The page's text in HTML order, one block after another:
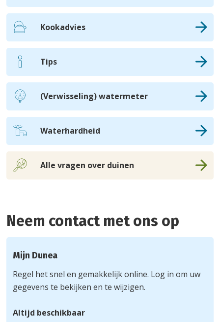
Kookadvies
Tips
(Verwisseling) watermeter
Waterhardheid
Alle vragen over duinen
Neem contact met ons op
Mijn Dunea
Regel het snel en gemakkelijk online. Log in om uw
gegevens te bekijken en te wijzigen.
Altijd beschikbaar